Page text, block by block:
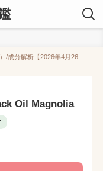
/成分解析【2026年4月26
Oil Magnolia